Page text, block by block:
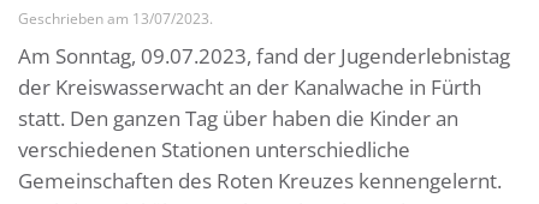
Geschrieben am 13/07/2023.
Am Sonntag, 09.07.2023, fand der Jugenderlebnistag
der Kreiswasserwacht an der Kanalwache in Fürth
statt. Den ganzen Tag über haben die Kinder an
verschiedenen Stationen unterschiedliche
Gemeinschaften des Roten Kreuzes kennengelernt.